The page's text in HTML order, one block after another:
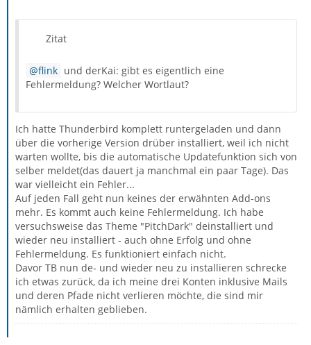
Zitat
flink und derKai: gibt es eigentlich eine
Fehlermeldung? Welcher Wortlaut?
Ich hatte Thunderbird komplett runtergeladen und dann
über die vorherige Version drüber installiert, weil ich nicht
warten wollte, bis die automatische Updatefunktion sich von
selber meldet(das dauert ja manchmal ein paar Tage). Das
war vielleicht ein Fehler...
Auf jeden Fall geht nun keines der erwähnten Add-ons
mehr. Es kommt auch keine Fehlermeldung. Ich habe
versuchsweise das Theme "PitchDark" deinstalliert und
wieder neu installiert - auch ohne Erfolg und ohne
Fehlermeldung. Es funktioniert einfach nicht.
Davor TB nun de- und wieder neu zu installieren schrecke
ich etwas zurück, da ich meine drei Konten inklusive Mails
und deren Pfade nicht verlieren möchte, die sind mir
nämlich erhalten geblieben.